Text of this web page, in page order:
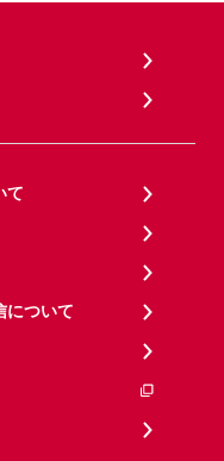
て
について